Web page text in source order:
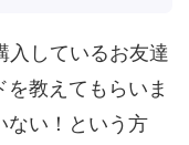
しているお友達
教えてもらいま
ない！という方